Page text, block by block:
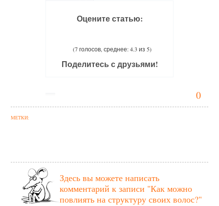
0
Оцените статью:
(7 голосов, среднее: 4.3 из 5)
Поделитесь с друзьями!
МЕТКИ:
Здесь вы можете написать
комментарий к записи "Как можно
повлиять на структуру своих волос?"